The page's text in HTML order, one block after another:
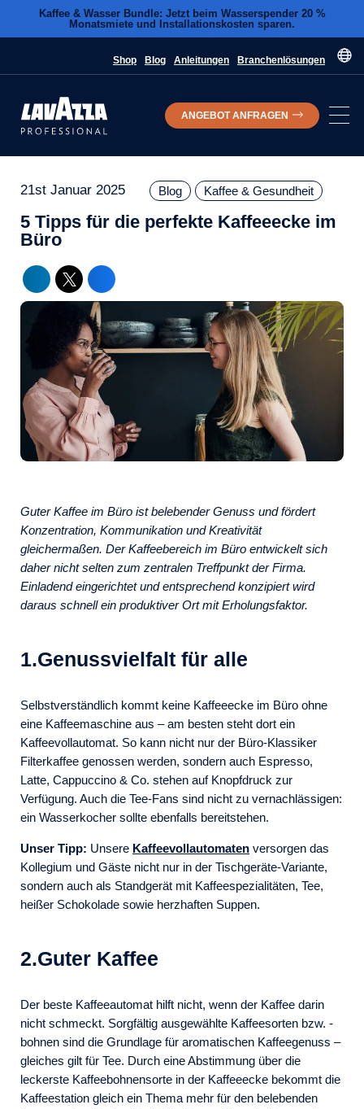
Kaffee & Wasser Bundle: Jetzt beim Wasserspender 20 %
Monatsmiete und Installationskosten sparen.
Shop Blog Anleitungen Branchenlösungen
ANGEBOT ANFRAGEN
21st Januar 2025 Blog Kaffee & Gesundheit
5 Tipps für die perfekte Kaffeeecke im
Büro
Guter Kaffee im Büro ist belebender Genuss und fördert
Konzentration, Kommunikation und Kreativität
gleichermaßen. Der Kaffeebereich im Büro entwickelt sich
daher nicht selten zum zentralen Treffpunkt der Firma.
Einladend eingerichtet und entsprechend konzipiert wird
daraus schnell ein produktiver Ort mit Erholungsfaktor.
1.Genussvielfalt für alle
Selbstverständlich kommt keine Kaffeeecke im Büro ohne
eine Kaffeemaschine aus – am besten steht dort ein
Kaffeevollautomat. So kann nicht nur der Büro-Klassiker
Filterkaffee genossen werden, sondern auch Espresso,
Latte, Cappuccino & Co. stehen auf Knopfdruck zur
Verfügung. Auch die Tee-Fans sind nicht zu vernachlässigen:
ein Wasserkocher sollte ebenfalls bereitstehen.
Unser Tipp: Unsere Kaffeevollautomaten versorgen das
Kollegium und Gäste nicht nur in der Tischgeräte-Variante,
sondern auch als Standgerät mit Kaffeespezialitäten, Tee,
heißer Schokolade sowie herzhaften Suppen.
2.Guter Kaffee
Der beste Kaffeeautomat hilft nicht, wenn der Kaffee darin
nicht schmeckt. Sorgfältig ausgewählte Kaffeesorten bzw. -
bohnen sind die Grundlage für aromatischen Kaffeegenuss –
gleiches gilt für Tee. Durch eine Abstimmung über die
leckerste Kaffeebohnensorte in der Kaffeeecke bekommt die
Kaffeestation gleich ein Thema mehr für den belebenden